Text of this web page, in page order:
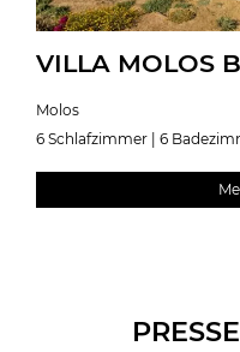
VILLA MOLOS
Molos
6 Schlafzimmer | 6